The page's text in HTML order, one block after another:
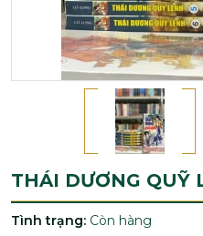
THÁI DƯƠNG QUỸ
Tình trạng: Còn hàng